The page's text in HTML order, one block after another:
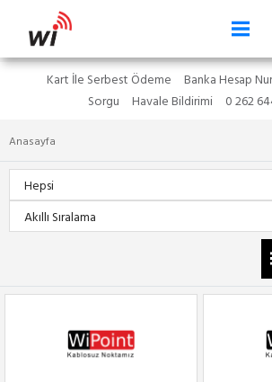
Kart İle Serbest Ödeme Banka Hesap
Sorgu
Havale Bildirimi 0 262
Anasayfa